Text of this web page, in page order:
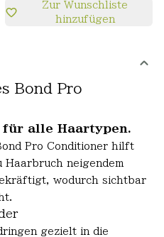
Zur Wunschliste
hinzufügen
Bond Pro
alle Haartypen.
Pro Conditioner hilft
Haarbruch neigendem
wodurch sichtbar
gezielt in die